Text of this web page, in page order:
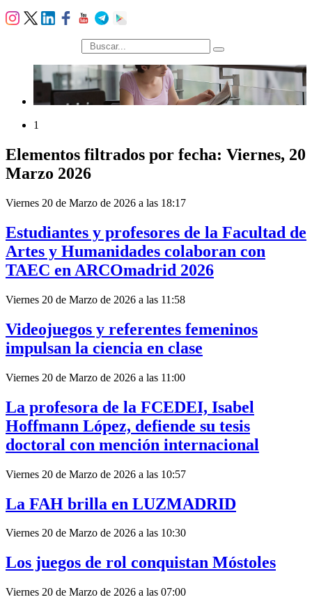
búsqueda
1
Elementos filtrados por fecha: Viernes, 20
Marzo 2026
Viernes 20 de Marzo de 2026 a las 18:17
Estudiantes y profesores de la Facultad de
Artes y Humanidades colaboran con
TAEC en ARCOmadrid 2026
Viernes 20 de Marzo de 2026 a las 11:58
Videojuegos y referentes femeninos
impulsan la ciencia en clase
Viernes 20 de Marzo de 2026 a las 11:00
La profesora de la FCEDEI, Isabel
Hoffmann López, defiende su tesis
doctoral con mención internacional
Viernes 20 de Marzo de 2026 a las 10:57
La FAH brilla en LUZMADRID
Viernes 20 de Marzo de 2026 a las 10:30
Los juegos de rol conquistan Móstoles
Viernes 20 de Marzo de 2026 a las 07:00